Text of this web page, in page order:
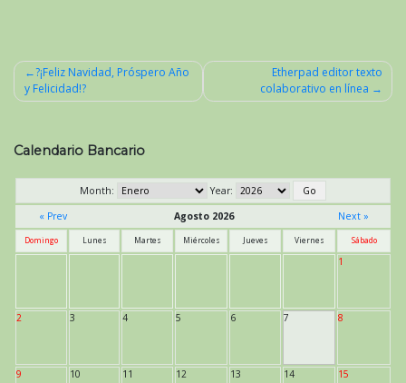
Navegación
entradas
?¡Feliz Navidad, Próspero Año
y Felicidad!?
Etherpad editor texto
colaborativo en línea
Calendario Bancario
Month:
Year:
« Prev
Agosto 2026 Next »
Domingo Lunes Martes Miércoles Jueves Viernes Sábado
1
2 3 4 5 6 7 8
9 10 11 12 13 14 15